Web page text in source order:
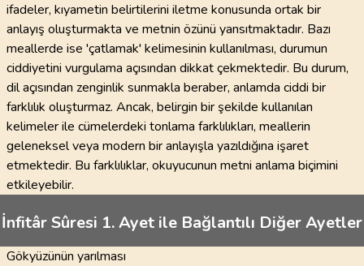
ifadeler, kıyametin belirtilerini iletme konusunda ortak bir
anlayış oluşturmakta ve metnin özünü yansıtmaktadır. Bazı
meallerde ise 'çatlamak' kelimesinin kullanılması, durumun
ciddiyetini vurgulama açısından dikkat çekmektedir. Bu durum,
dil açısından zenginlik sunmakla beraber, anlamda ciddi bir
farklılık oluşturmaz. Ancak, belirgin bir şekilde kullanılan
kelimeler ile cümelerdeki tonlama farklılıkları, meallerin
geleneksel veya modern bir anlayışla yazıldığına işaret
etmektedir. Bu farklılıklar, okuyucunun metni anlama biçimini
etkileyebilir.
İnfitâr Sûresi 1. Ayet ile Bağlantılı Diğer Ayetler
Gökyüzünün yarılması